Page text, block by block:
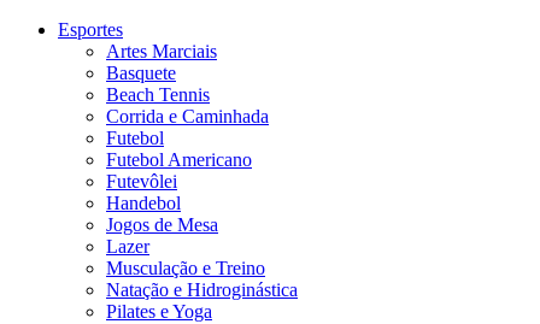
Esportes
Artes Marciais
Basquete
Beach Tennis
Corrida e Caminhada
Futebol
Futebol Americano
Futevôlei
Handebol
Jogos de Mesa
Lazer
Musculação e Treino
Natação e Hidroginástica
Pilates e Yoga